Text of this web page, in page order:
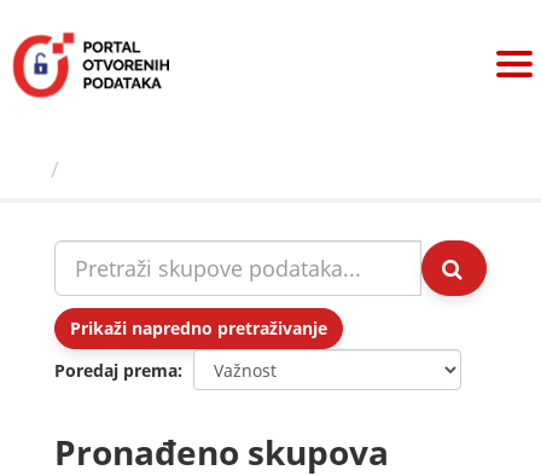
sadržaj
Prikaži napredno pretraživanje
Poredaj prema
Pronađeno skupova